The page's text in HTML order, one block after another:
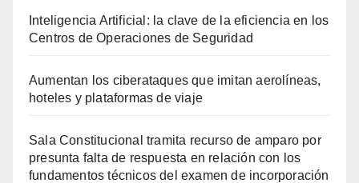
Inteligencia Artificial: la clave de la eficiencia en los
Centros de Operaciones de Seguridad
Aumentan los ciberataques que imitan aerolíneas,
hoteles y plataformas de viaje
Sala Constitucional tramita recurso de amparo por
presunta falta de respuesta en relación con los
fundamentos técnicos del examen de incorporación